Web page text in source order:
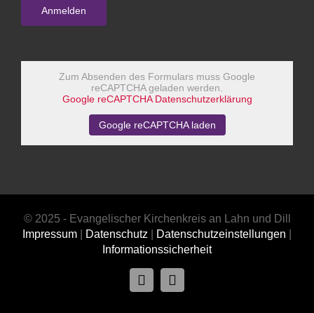
Zum Absenden des Formulars muss Google
reCAPTCHA geladen werden.
Google reCAPTCHA Datenschutzerklärung
Google reCAPTCHA laden
© 2025 - Evangelischer Kirchenkreis an Lahn und Dill
Impressum
Datenschutz Datenschutzeinstellungen
Informationssicherheit
FacebookInstagram